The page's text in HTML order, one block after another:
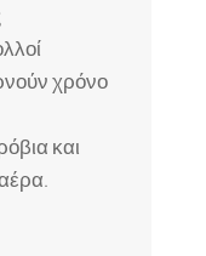
χρόνο
και